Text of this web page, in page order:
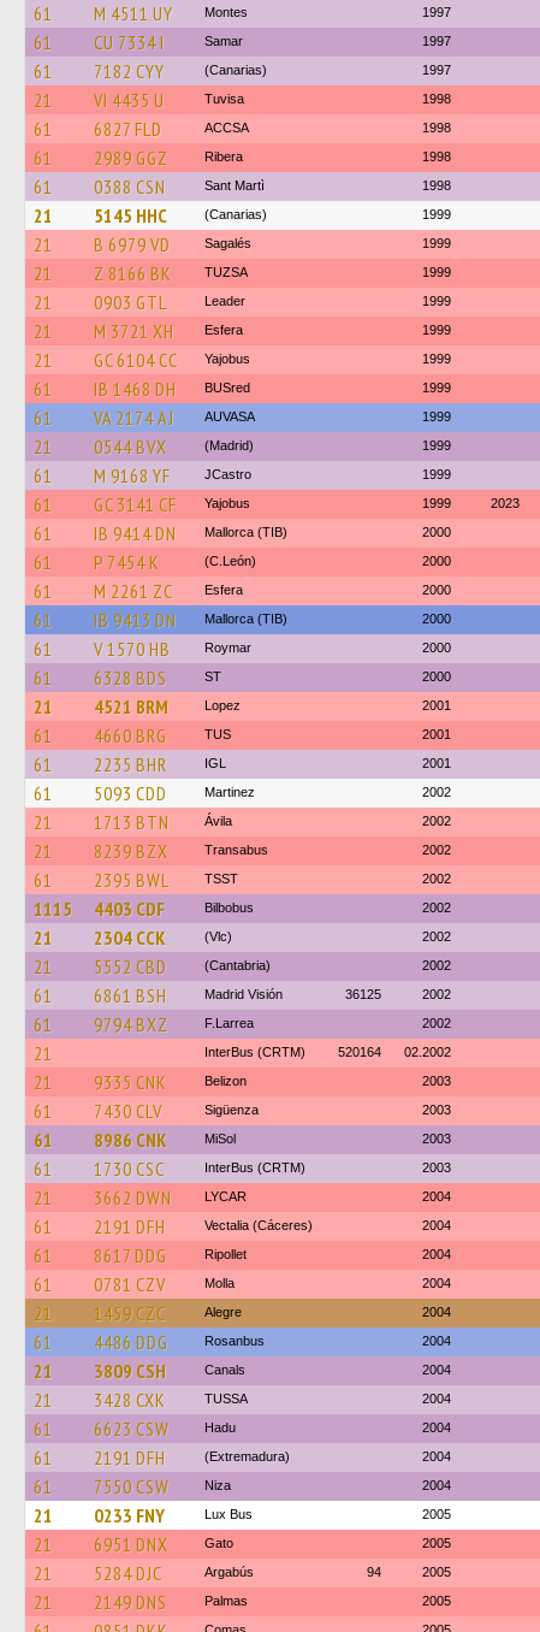
61 M 4511 UY Montes 1997
61 CU 7334 I Samar 1997
61 7182 CYY (Canarias) 1997
21 VI 4435 U Tuvisa 1998
61 6827 FLD ACCSA 1998
61 2989 GGZ Ribera 1998
61 0388 CSN Sant Martì 1998
21 5145 HHC (Canarias) 1999
21 B 6979 VD Sagalés 1999
21 Z 8166 BK TUZSA 1999
21 0903 GTL Leader 1999
21 M 3721 XH Esfera 1999
21 GC 6104 CC Yajobus 1999
61 IB 1468 DH BUSred 1999
61 VA 2174 AJ AUVASA 1999
21 0544 BVX (Madrid) 1999
61 M 9168 YF JCastro 1999
61 GC 3141 CF Yajobus 1999 2023
61 IB 9414 DN Mallorca (TIB) 2000
61 P 7454 K (C.León) 2000
61 M 2261 ZC Esfera 2000
61 IB 9413 DN Mallorca (TIB) 2000
61 V 1570 HB Roymar 2000
61 6328 BDS ST 2000
21 4521 BRM Lopez 2001
61 4660 BRG TUS 2001
61 2235 BHR IGL 2001
61 5093 CDD Martinez 2002
21 1713 BTN Ávila 2002
21 8239 BZX Transabus 2002
61 2395 BWL TSST 2002
1115 4403 CDF Bilbobus 2002
21 2304 CCK (Vlc) 2002
21 5552 CBD (Cantabria) 2002
61 6861 BSH Madrid Visión 36125 2002
61 9794 BXZ F.Larrea 2002
21 InterBus (CRTM) 520164 02.2002
21 9335 CNK Belizon 2003
61 7430 CLV Sigüenza 2003
61 8986 CNK MiSol 2003
61 1730 CSC InterBus (CRTM) 2003
21 3662 DWN LYCAR 2004
61 2191 DFH Vectalia (Cáceres) 2004
61 8617 DDG Ripollet 2004
61 0781 CZV Molla 2004
21 1459 CZC Alegre 2004
61 4486 DDG Rosanbus 2004
21 3809 CSH Canals 2004
21 3428 CXK TUSSA 2004
61 6623 CSW Hadu 2004
61 2191 DFH (Extremadura) 2004
61 7550 CSW Niza 2004
21 0233 FNY Lux Bus 2005
21 6951 DNX Gato 2005
21 5284 DJC Argabús 94 2005
21 2149 DNS Palmas 2005